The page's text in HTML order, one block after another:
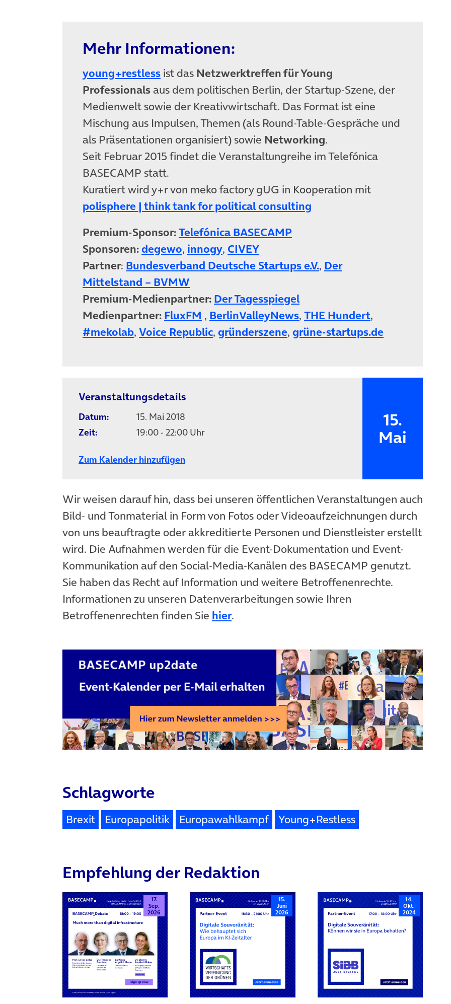
Mehr Informationen:
young+restless(öffnet in neuem Tab)
ist das Netzwerktreffen für Young
Professionalsaus dem politischen Berlin, der Startup-Szene, der
Medienwelt sowie der Kreativwirtschaft. Das Format ist eine
Mischung aus Impulsen, Themen (als Round-Table-Gespräche und
als Präsentationen organisiert) sowie Networking.
Seit Februar 2015 findet die Veranstaltungreihe im Telefónica
BASECAMP statt.
Kuratiert wird y+r von meko factory gUG in Kooperation mit
polisphere | think tank for political consulting
Premium-Sponsor:Telefónica BASECAMP
Sponsoren:degewo, innogy, CIVEY
Partner: Bundesverband Deutsche Startups e.V., Der
Mittelstand – BVMW
Premium-Medienpartner: Der Tagesspiegel
Medienpartner: FluxFM , BerlinValleyNews, THE Hundert,
#mekolab, Voice Republic, gründerszene, grüne-startups.de
Veranstaltungsdetails
Datum:
15. Mai 2018
Zeit:
19:00 - 22:00 Uhr
Zum Kalender hinzufügen
15.
Mai
Wir weisen darauf hin, dass bei unseren öffentlichen Veranstaltungen auch
Bild- und Tonmaterial in Form von Fotos oder Videoaufzeichnungen durch
von uns beauftragte oder akkreditierte Personen und Dienstleister erstellt
wird. Die Aufnahmen werden für die Event-Dokumentation und Event-
Kommunikation auf den Social-Media-Kanälen des BASECAMP genutzt.
Sie haben das Recht auf Information und weitere Betroffenenrechte.
Informationen zu unseren Datenverarbeitungen sowie Ihren
Betroffenenrechten finden Sie hier.
Schlagworte
Brexit Europapolitik Europawahlkampf Young+Restless
Empfehlung der Redaktion
17.
Sep.
2026
15.
Juni
2026
14.
Okt.
2024